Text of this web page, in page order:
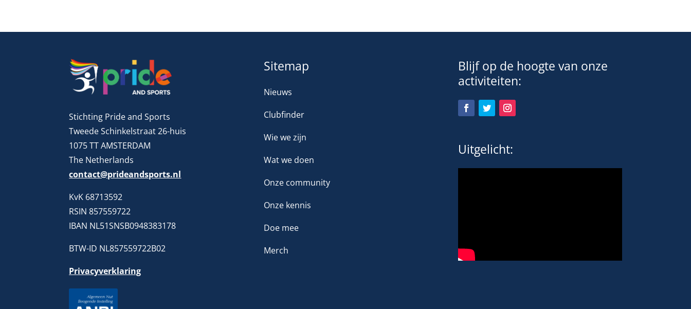
Stichting Pride and Sports
Tweede Schinkelstraat 26-huis
1075 TT AMSTERDAM
The Netherlands
contact@prideandsports.nl
KvK 68713592
RSIN 857559722
IBAN NL51SNSB0948383178
BTW-ID NL857559722B02
Privacyverklaring
Sitemap
Nieuws
Clubfinder
Wie we zijn
Wat we doen
Onze community
Onze kennis
Doe mee
Merch
Blijf op de hoogte van onze
activiteiten:
Uitgelicht: